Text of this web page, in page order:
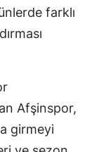
farklı
Afşinspor,
girmeyi